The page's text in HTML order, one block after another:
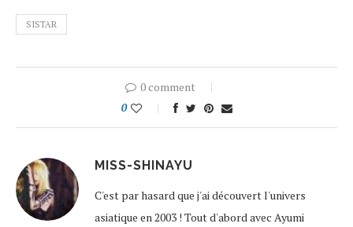
SISTAR
0 comment
0
MISS-SHINAYU
C'est par hasard que j'ai découvert l'univers
asiatique en 2003 ! Tout d'abord avec Ayumi